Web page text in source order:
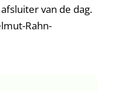
van de dag.
Rahn-